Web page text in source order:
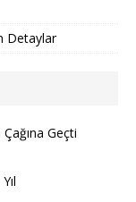
Detaylar
Geçti